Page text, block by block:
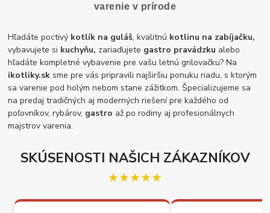
varenie v prírode
Hľadáte poctivý kotlík na guláš, kvalitnú kotlinu na zabíjačku,
vybavujete si kuchyňu, zariaďujete gastro pravádzku alebo
hľadáte kompletné vybavenie pre vašu letnú grilovačku? Na
ikotliky.sk sme pre vás pripravili najširšiu ponuku riadu, s ktorým
sa varenie pod holým nebom stane zážitkom. Špecializujeme sa
na predaj tradičných aj moderných riešení pre každého od
poľovníkov, rybárov, gastro až po rodiny aj profesionálnych
majstrov varenia.
SKÚSENOSTI NAŠICH ZÁKAZNÍKOV
★★★★★